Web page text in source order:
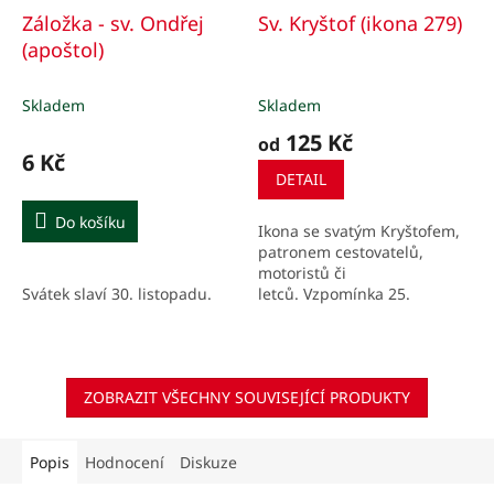
Záložka - sv. Ondřej
(apoštol)
Skladem
6 Kč
Do košíku
Svátek slaví 30. listopadu.
Sv. Kryštof (ikona 279)
Skladem
od 125 Kč
DETAIL
Ikona se svatým Kryštofem,
patronem cestovatelů,
motoristů či
letců. Vzpomínka 25.
ZOBRAZIT VŠECHNY SOUVISEJÍCÍ PRODUKTY
Popis Hodnocení Diskuze